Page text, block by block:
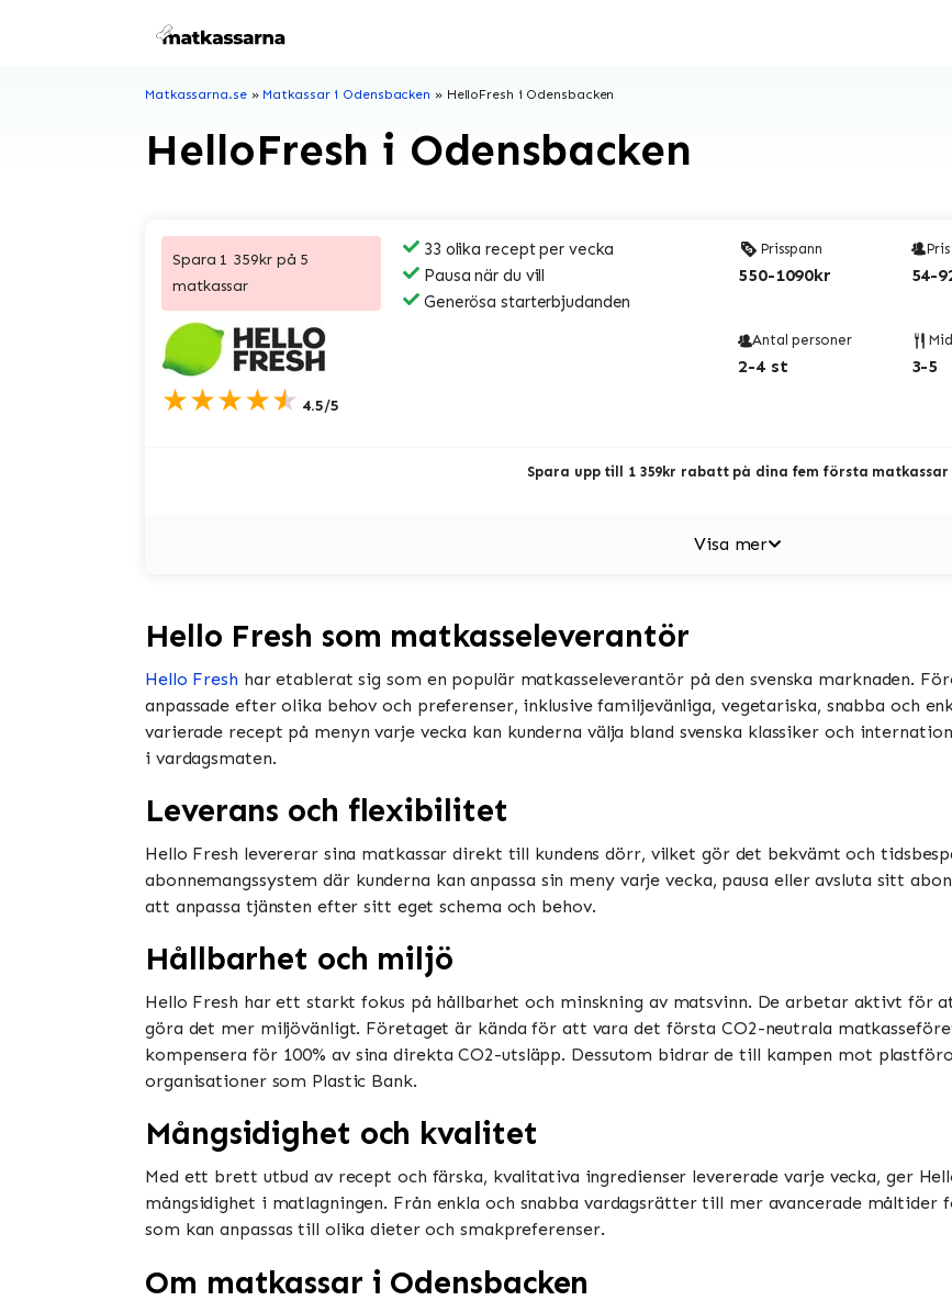
Matkassarna.se» Matkassar i Odensbacken » HelloFresh i Odensbacken
HelloFresh i Odensbacken
Spara 1 359kr på 5
matkassar
★★★★★ 4.5/5
33 olika recept per vecka
Pausa när du vill
Generösa starterbjudanden
Prisspann
550-1090kr 54-
Antal personer
2-4 st 3-5
Spara upp till 1 359kr rabatt på dina fem första matkassar
Visa mer
Hello Fresh som matkasseleverantör
Hello Fresh har etablerat sig som en populär matkasseleverantör på den svenska marknaden.
anpassade efter olika behov och preferenser, inklusive familjevänliga, vegetariska, snabba och
varierade recept på menyn varje vecka kan kunderna välja bland svenska klassiker och
i vardagsmaten.
Leverans och flexibilitet
Hello Fresh levererar sina matkassar direkt till kundens dörr, vilket gör det bekvämt och
abonnemangssystem där kunderna kan anpassa sin meny varje vecka, pausa eller avsluta sitt
att anpassa tjänsten efter sitt eget schema och behov.
Hållbarhet och miljö
Hello Fresh har ett starkt fokus på hållbarhet och minskning av matsvinn. De arbetar aktivt för
göra det mer miljövänligt. Företaget är kända för att vara det första CO2-neutrala
kompensera för 100% av sina direkta CO2-utsläpp. Dessutom bidrar de till kampen mot
organisationer som Plastic Bank.
Mångsidighet och kvalitet
Med ett brett utbud av recept och färska, kvalitativa ingredienser levererade varje vecka, ger
mångsidighet i matlagningen. Från enkla och snabba vardagsrätter till mer avancerade måltider
som kan anpassas till olika dieter och smakpreferenser.
Om matkassar i Odensbacken